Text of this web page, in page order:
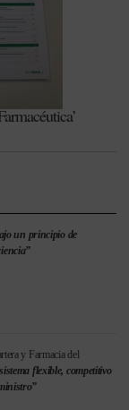
un principio de
y Farmacia del
flexible, competitivo